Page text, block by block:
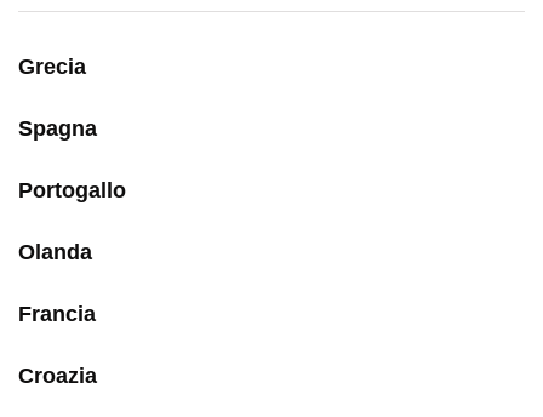
Grecia
Spagna
Portogallo
Olanda
Francia
Croazia